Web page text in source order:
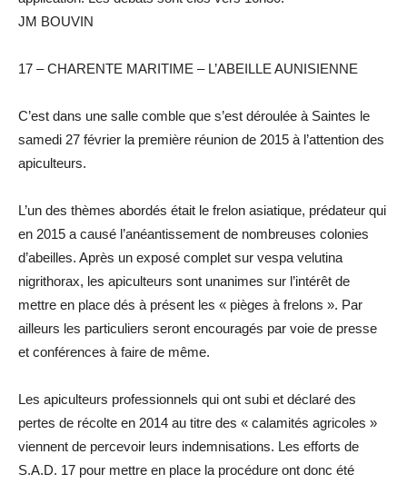
JM BOUVIN
17 – CHARENTE MARITIME – L’ABEILLE AUNISIENNE
C’est dans une salle comble que s’est déroulée à Saintes le
samedi 27 février la première réunion de 2015 à l’attention des
apiculteurs.
L’un des thèmes abordés était le frelon asiatique, prédateur qui
en 2015 a causé l’anéantissement de nombreuses colonies
d’abeilles. Après un exposé complet sur vespa velutina
nigrithorax, les apiculteurs sont unanimes sur l’intérêt de
mettre en place dés à présent les « pièges à frelons ». Par
ailleurs les particuliers seront encouragés par voie de presse
et conférences à faire de même.
Les apiculteurs professionnels qui ont subi et déclaré des
pertes de récolte en 2014 au titre des « calamités agricoles »
viennent de percevoir leurs indemnisations. Les efforts de
S.A.D. 17 pour mettre en place la procédure ont donc été